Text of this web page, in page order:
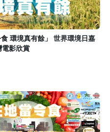
環境真有餘」 世界環境日嘉
影欣賞